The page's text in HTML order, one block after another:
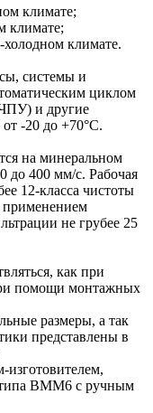
климате;
климате;
климате.
системы и
циклом
и другие
-20 до +70°C.
на минеральном
до 400 мм/с. Рабочая
12-класса чистоты
применением
не грубее 25
как при
помощи монтажных
размеры, а так
представлены в
типа ВММ6 с ручным